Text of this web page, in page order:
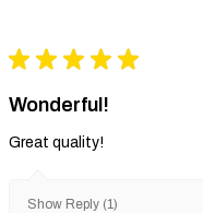
★ ★ ★ ★ ★
Wonderful!
Great quality!
Show Reply (1)